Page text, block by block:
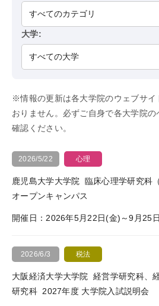
心理資格対策講座
資料請求／
デジタルパンフレット
講義サンプル動画
講師紹介
校舎ポータルサイト
お知らせ
よくある質問
大学:
※情報の更新は各大学院のウェブサイ
おりません。必ずご自身で各大学院
確認ください。
2026/5/22 心理
鹿児島大学大学院 臨床心理学研究科
オープンキャンパス
開催日：2026年5月22日(金)～9月25
2026/6/3 税法
大阪経済大学大学院
経営学研究科、
研究科 2027年度 大学院入試説明会